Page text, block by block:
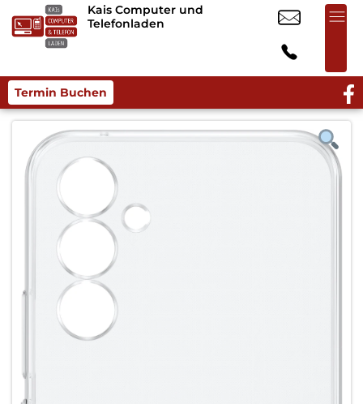
Kais Computer und
Telefonladen
Termin Buchen